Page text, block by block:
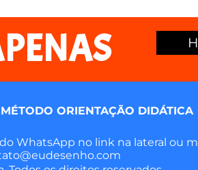
ORIENTAÇÃO DIDÁTICA
WhatsApp no link na lateral ou